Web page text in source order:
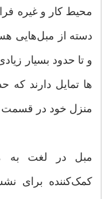
محیط کار و غیره
دسته از مبل‌هایی
و تا حدود بسیار
ها تمایل دارند که
منزل خود در قسمت
مبل در لغت به
کمک‌کننده برای